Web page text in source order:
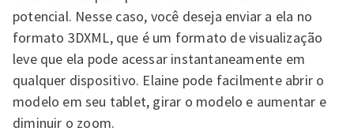
potencial. Nesse caso, você deseja enviar a ela no
formato 3DXML, que é um formato de visualização
leve que ela pode acessar instantaneamente em
qualquer dispositivo. Elaine pode facilmente abrir o
modelo em seu tablet, girar o modelo e aumentar e
diminuir o zoom.